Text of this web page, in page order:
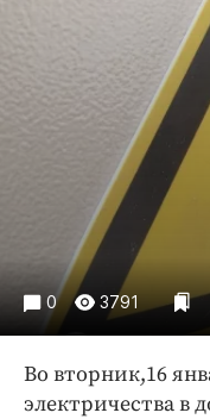
Образование
Общество
Погода
Праздники
Происшествия
Спорт
Экономика и
ПРОЕКТЫ
Блоги
Издания
0 3791
Во вторник,16
электричества в